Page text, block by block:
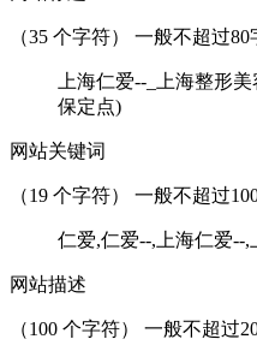
（35 个字符） 一般不超过80
上海仁爱--_上海整形
保定点)
网站关键词
（19 个字符） 一般不超过
仁爱,仁爱--,上海仁爱--,
网站描述
（100 个字符） 一般不超过